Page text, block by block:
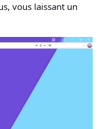
vous laissant un